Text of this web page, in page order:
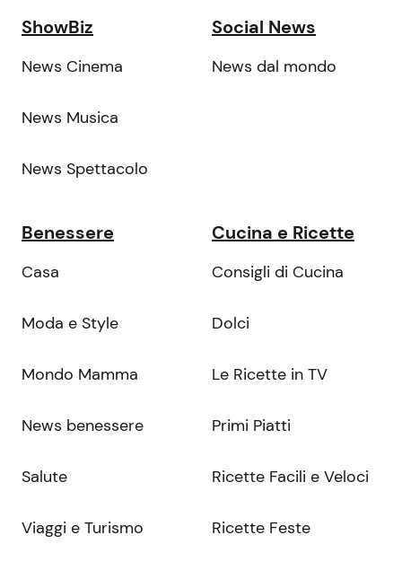
ShowBiz
News Cinema
News Musica
News Spettacolo
Social News
News dal mondo
Benessere
Casa
Moda e Style
Mondo Mamma
News benessere
Salute
Viaggi e Turismo
Cucina e Ricette
Consigli di Cucina
Dolci
Le Ricette in TV
Primi Piatti
Ricette Facili e Veloci
Ricette Feste